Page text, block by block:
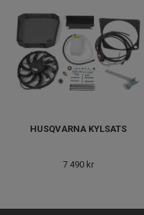
HUSQVARNA KYLSATS
7 490 kr